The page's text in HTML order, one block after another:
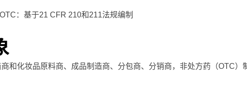
：基于21 CFR 210和211法规编制
和化妆品原料商、成品制造商、分包商、分销商，非处方药（OTC